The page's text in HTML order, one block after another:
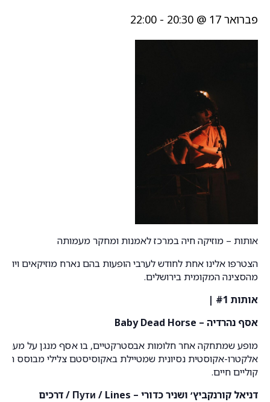
פברואר 17 @ 20:30 -
22:00
אותות – מוזיקה חיה במרכז לאמנות ומחקר מעמותה
הצטרפו אלינו אחת לחודש לערבי הופעות בהם נארח מוזיקאים
מהסצינה המקומית בירושלים.
אותות #1 |
אסף נהרדיה – Baby Dead Horse
מופע שמתחקה אחר חלומות אבסטרקטיים, בו אסף מנגן על
אלקטרו-אקוסטית נסיונית שמטיילת באקוסיסטם צלילי מבוסס
קוליים חיים.
דניאל קורנקביץ׳ ושניר כדורי – Пути / Lines / דרכים